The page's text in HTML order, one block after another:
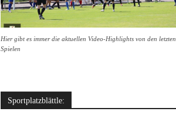
Hier gibt es immer die aktuellen Video-Highlights von den letzten
Spielen
Sportplatzblättle: